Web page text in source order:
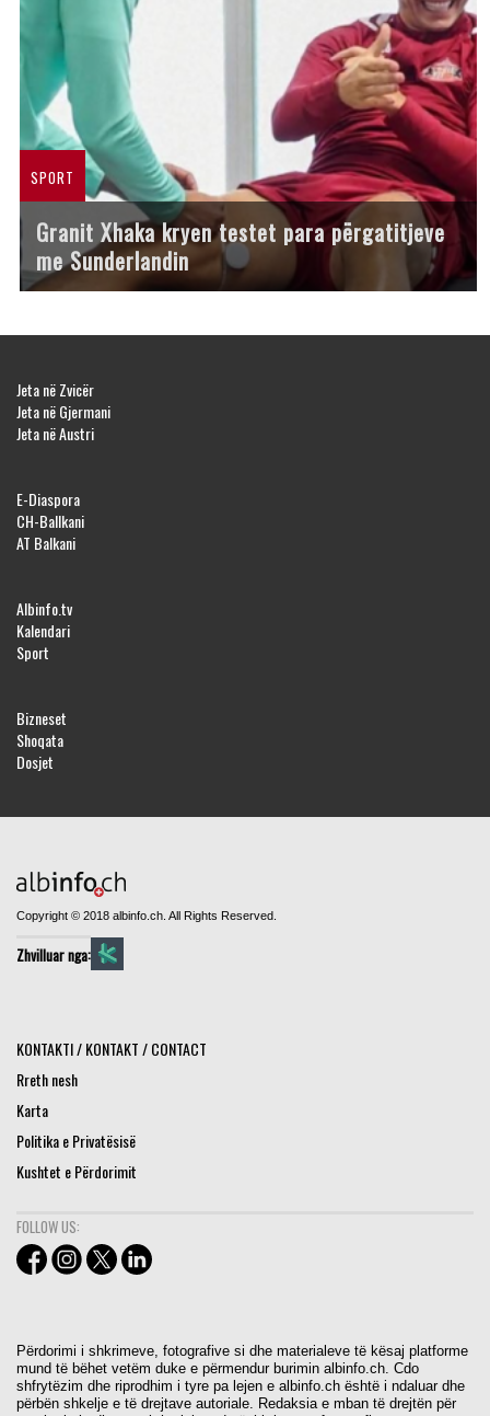
SPORT
Granit Xhaka kryen testet para përgatitjeve
me Sunderlandin
Jeta në Zvicër
Jeta në Gjermani
Jeta në Austri
E-Diaspora
CH-Ballkani
AT Balkani
Albinfo.tv
Kalendari
Sport
Bizneset
Shoqata
Dosjet
Copyright © 2018 albinfo.ch. All Rights Reserved.
Zhvilluar nga:
KONTAKTI / KONTAKT / CONTACT
Rreth nesh
Karta
Politika e Privatësisë
Kushtet e Përdorimit
FOLLOW US:
Përdorimi i shkrimeve, fotografive si dhe materialeve të kësaj platforme
mund të bëhet vetëm duke e përmendur burimin albinfo.ch. Cdo
shfrytëzim dhe riprodhim i tyre pa lejen e albinfo.ch është i ndaluar dhe
përbën shkelje e të drejtave autoriale. Redaksia e mban të drejtën për